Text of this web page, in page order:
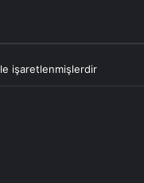
işaretlenmişlerdir